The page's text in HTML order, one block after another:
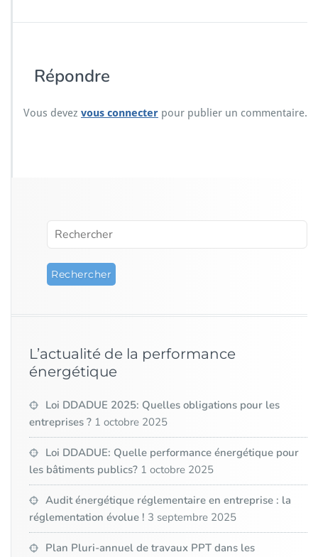
Répondre
Vous devez vous connecter pour publier un commentaire.
L’actualité de la performance
énergétique
Loi DDADUE 2025: Quelles obligations pour les
entreprises ? 1 octobre 2025
Loi DDADUE: Quelle performance énergétique pour
les bâtiments publics? 1 octobre 2025
Audit énergétique réglementaire en entreprise : la
réglementation évolue ! 3 septembre 2025
Plan Pluri-annuel de travaux PPT dans les